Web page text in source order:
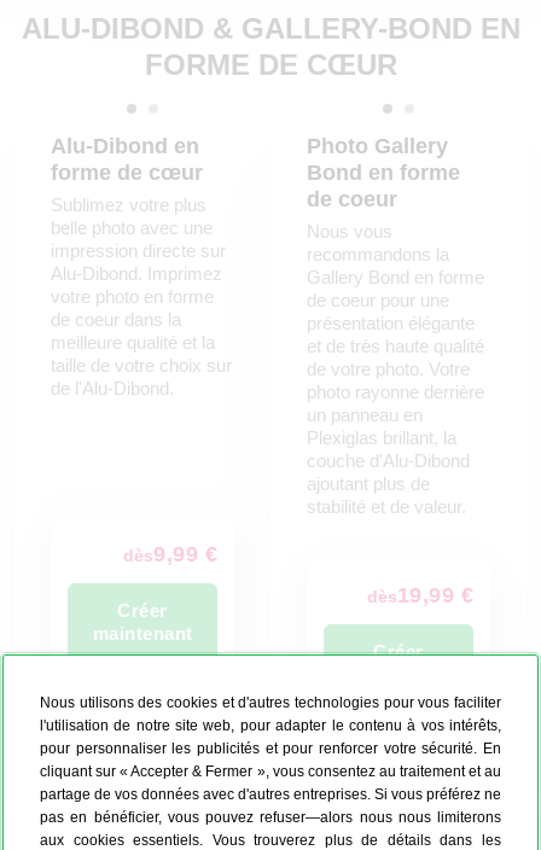
Nous utilisons des cookies et d'autres technologies pour vous faciliter
l'utilisation de notre site web, pour adapter le contenu à vos intérêts,
pour personnaliser les publicités et pour renforcer votre sécurité. En
cliquant sur « Accepter & Fermer », vous consentez au traitement et au
partage de vos données avec d'autres entreprises. Si vous préférez ne
pas en bénéficier, vous pouvez refuser—alors nous nous limiterons
aux cookies essentiels. Vous trouverez plus de détails dans les
ALU-DIBOND & GALLERY-BOND EN
FORME DE CŒUR
Alu-Dibond en
forme de cœur
Sublimez votre plus
belle photo avec une
impression directe sur
Alu-Dibond. Imprimez
votre photo en forme
de coeur dans la
meilleure qualité et la
taille de votre choix sur
de l'Alu-Dibond.
dès9,99 €
Créer
maintenant
Production: 3 jours
ouvrés
48h Express
possible
Photo Gallery
Bond en forme
de coeur
Nous vous
recommandons la
Gallery Bond en forme
de coeur pour une
présentation élégante
et de très haute qualité
de votre photo. Votre
photo rayonne derrière
un panneau en
Plexiglas brillant, la
couche d'Alu-Dibond
ajoutant plus de
stabilité et de valeur.
dès19,99 €
Créer
Production: 5 jours
ouvrés